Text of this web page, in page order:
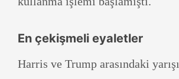
En çekişmeli eyaletler
Harris ve Trump arasındaki